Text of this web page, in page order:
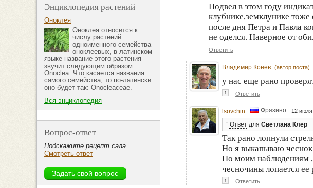
Подвел в этом году
клубнике,земклунике тоже
после дня Петра и Павла
не оделся. Наверное от
Ответить
Владимир Конев (автор поста)
у нас еще рано
↑ Ответить
lsovchin Фрязино 12
↑ Ответ для Светлана Клер
Так рано лопнули
Но я выкапываю чеснок
По моим наблюдениям ,
чесночины лопается
↑ Ответить
Энциклопедия растений
Оноклея
Оноклея относится к
числу растений
одноименного семейства
оноклеевых, в латинском
языке название этого растения
звучит следующим образом:
Onoclea. Что касается названия
самого семейства, то по-латински
оно будет так: Onocleaceae.
Вся энциклопедия
Вопрос-ответ
Подскажите рецепт сала
Смотреть ответ